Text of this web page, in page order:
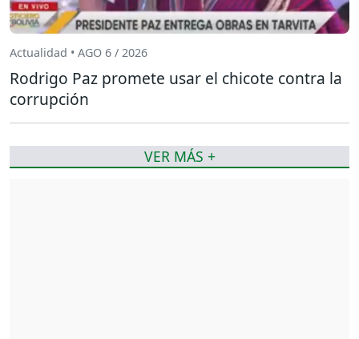
Actualidad • AGO 6 / 2026
Rodrigo Paz promete usar el chicote contra la
corrupción
VER MÁS +